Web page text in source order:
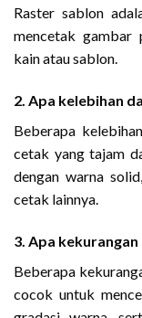
Raster sablon
mencetak gambar
kain atau sablon.
2. Apa kelebihan
Beberapa
cetak yang tajam
dengan warna
cetak lainnya.
3. Apa
Beberapa
cocok untuk